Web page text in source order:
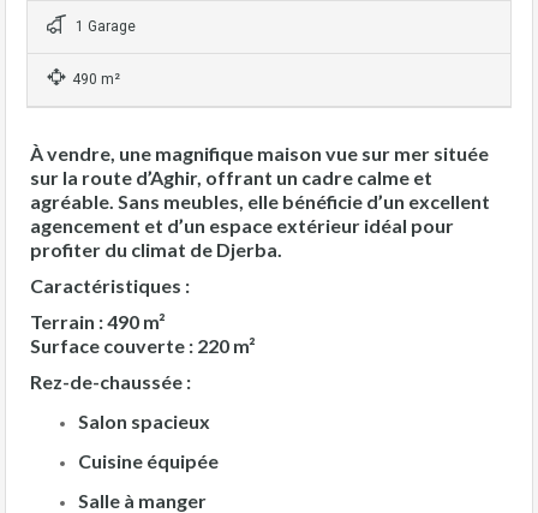
1 Garage
490 m²
À vendre, une magnifique maison vue sur mer située
sur la route d’Aghir, offrant un cadre calme et
agréable. Sans meubles, elle bénéficie d’un excellent
agencement et d’un espace extérieur idéal pour
profiter du climat de Djerba.
Caractéristiques :
Terrain :490 m²
Surface couverte : 220 m²
Rez-de-chaussée :
Salon spacieux
Cuisine équipée
Salle à manger